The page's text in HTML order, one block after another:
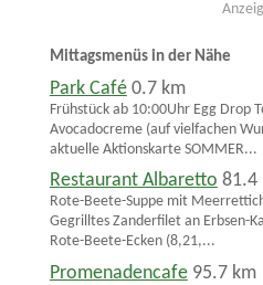
Mittagsmenüs in der Nähe
Park Café 0.7 km
Frühstück ab 10:00Uhr Egg Drop
Avocadocreme (auf vielfachen
aktuelle Aktionskarte SOMMER...
Restaurant Albaretto 81.4
Rote-Beete-Suppe mit
Gegrilltes Zanderfilet an Erbsen-
Rote-Beete-Ecken (8,21,...
Promenadencafe 95.7 km